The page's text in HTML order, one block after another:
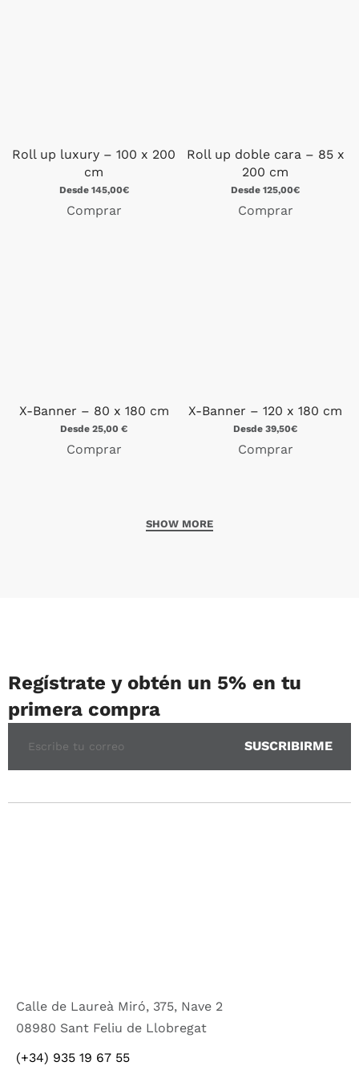
Roll up luxury – 100 x 200
cm
Desde 145,00€
Comprar
Roll up doble cara – 85 x
200 cm
Desde 125,00€
Comprar
X-Banner – 80 x 180 cm
Desde 25,00 €
Comprar
X-Banner – 120 x 180 cm
Desde 39,50€
Comprar
Regístrate y obtén un 5% en tu
primera compra
Calle de Laureà Miró, 375, Nave 2
08980 Sant Feliu de Llobregat
(+34) 935 19 67 55